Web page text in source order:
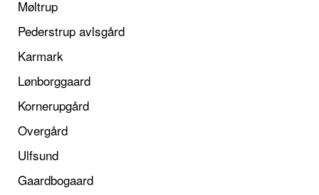
Møltrup
Pederstrup avlsgård
Karmark
Lønborggaard
Kornerupgård
Overgård
Ulfsund
Gaardbogaard